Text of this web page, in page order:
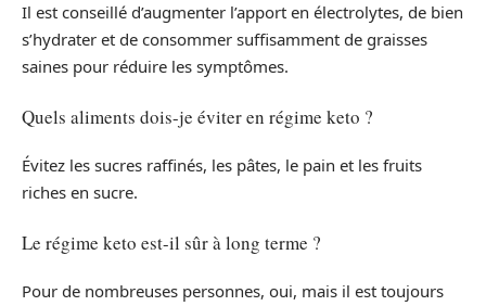
Il est conseillé d’augmenter l’apport en électrolytes, de bien
s’hydrater et de consommer suffisamment de graisses
saines pour réduire les symptômes.
Quels aliments dois-je éviter en régime keto ?
Évitez les sucres raffinés, les pâtes, le pain et les fruits
riches en sucre.
Le régime keto est-il sûr à long terme ?
Pour de nombreuses personnes, oui, mais il est toujours